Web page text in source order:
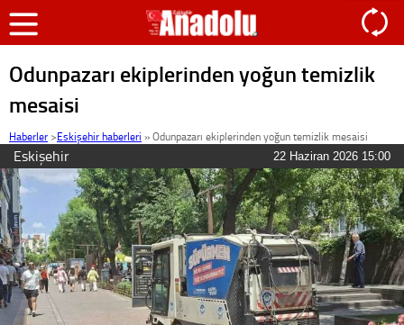
Odunpazarı ekiplerinden yoğun temizlik
mesaisi
Haberler >Eskişehir haberleri »Odunpazarı ekiplerinden yoğun temizlik mesaisi
Eskişehir 22 Haziran 2026 15:00